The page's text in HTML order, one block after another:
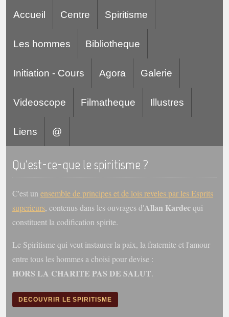
Accueil Centre Spiritisme
Les hommes Bibliotheque
Initiation - Cours Agora Galerie
Videoscope Filmatheque Illustres
Liens @
Qu'est-ce-que le spiritisme ?
C'est un ensemble de principes et de lois reveles par les Esprits
superieurs, contenus dans les ouvrages d'Allan Kardecqui
constituent la codification spirite.
Le Spiritisme qui veut instaurer la paix, la fraternite et l'amour
entre tous les hommes a choisi pour devise :
HORS LA CHARITE PAS DE SALUT.
DECOUVRIR LE SPIRITISME